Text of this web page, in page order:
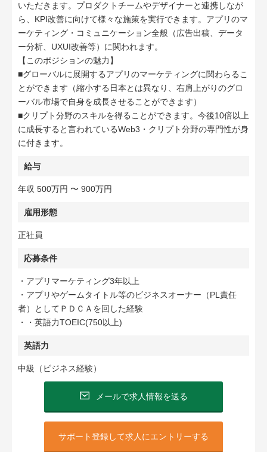
いただきます。プロダクトチームやデザイナーと連携しなが
ら、KPI改善に向けて様々な施策を実行できます。アプリのマ
ーケティング・コミュニケーション全般（広告出稿、データ
ー分析、UXUI改善等）に関われます。
【このポジションの魅力】
■グローバルに展開するアプリのマーケティングに関わらるこ
とができます（縮小する日本とは異なり、右肩上がりのグロ
ーバル市場で自身を成長させることができます）
■クリプト分野のスキルを得ることができます。今後10倍以上
に成長すると言われているWeb3・クリプト分野の専門性が身
に付きます。
給与
年収 500万円 〜 900万円
雇用形態
正社員
応募条件
・アプリマーケティング3年以上
・アプリやゲームタイトル等のビジネスオーナー（PL責任
者）としてＰＤＣＡを回した経験
・・英語力TOEIC(750以上)
英語力
中級（ビジネス経験）
メールで求人情報を送る
サポート登録して求人にエントリーする